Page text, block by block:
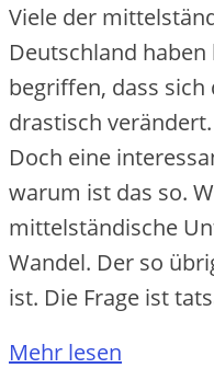
Viele der
Deutschland
begriffen, dass
drastisch
Doch eine
warum ist das so.
mittelständische
Wandel. Der so
ist. Die Frage ist
Mehr lesen